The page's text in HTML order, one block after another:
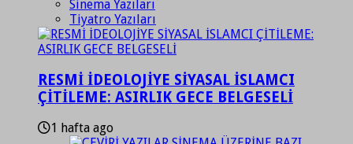
Sinema Yazıları
Tiyatro Yazıları
RESMİ İDEOLOJİYE SİYASAL İSLAMCI
ÇİTİLEME: ASIRLIK GECE BELGESELİ
1 hafta ago